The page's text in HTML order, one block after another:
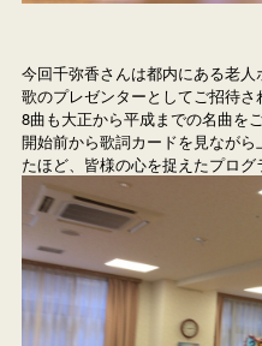
今回千弥香さんは都内にある老
歌のプレゼンターとしてご招待さ
8曲も大正から平成までの名曲を
開始前から歌詞カードを見なが
たほど、皆様の心を捉えたプロ